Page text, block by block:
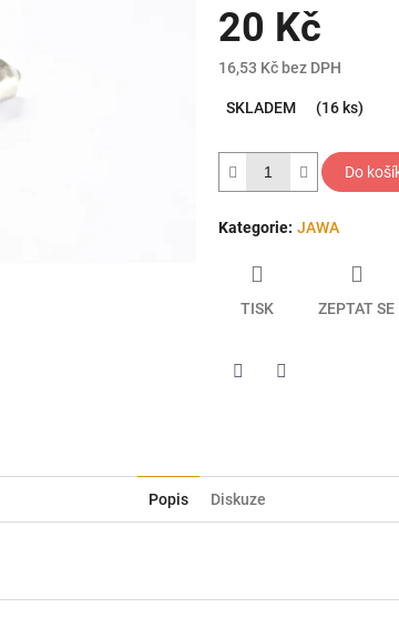
hodnocení
produktu
0,0
20 Kč
16,53 Kč bez DPH
cena:
SKLADEM (16 ks)
Do
Kategorie: JAWA
TISK ZEPTAT SE
Popis Diskuze